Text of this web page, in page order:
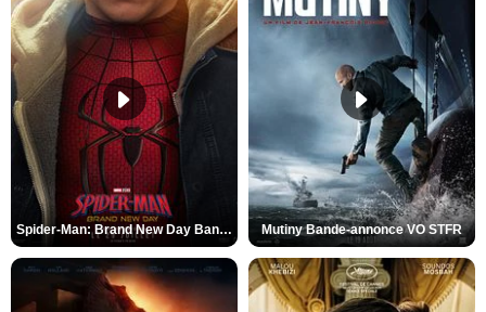
Spider-Man: Brand New Day Bande-annonce VO STFR Mutiny Bande-annonce VO STFR